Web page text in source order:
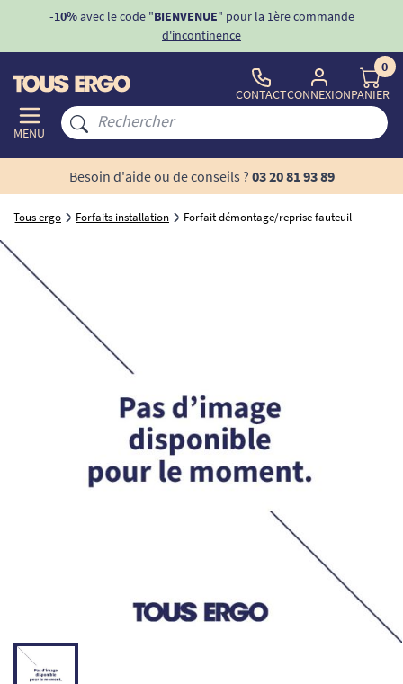
-10%avec le code "BIENVENUE" pour la 1ère commande
d'incontinence
MENU
CONTACTCONNEXION
0
PANIER
Besoin d'aide ou de conseils ? 03 20 81 93 89
Tous ergo Forfaits installation Forfait démontage/reprise fauteuil